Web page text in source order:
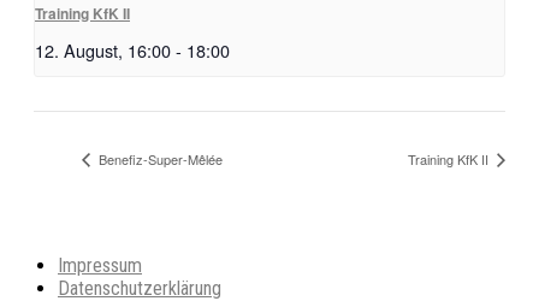
Training KfK II
12. August, 16:00- 18:00
Benefiz-Super-Mêlée Training KfK II
Impressum
Datenschutzerklärung